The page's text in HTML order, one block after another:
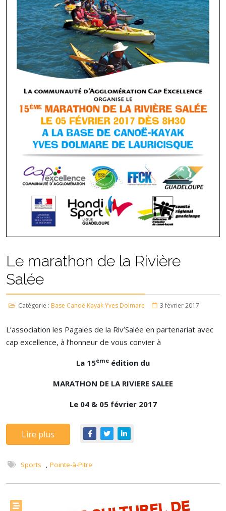
Le marathon de la Rivière
Salée
Catégorie : Base Canoë Kayak Yves Dolmare 3 février 2017
L’association les Pagaies de la Riv’Salée en partenariat avec
cap excellence, à l’honneur de vous convier à
La 15ème édition du
MARATHON DE LA RIVIERE SALEE
Le 04 & 05 février 2017
Lire plus
Sports , Pointe-à-Pitre